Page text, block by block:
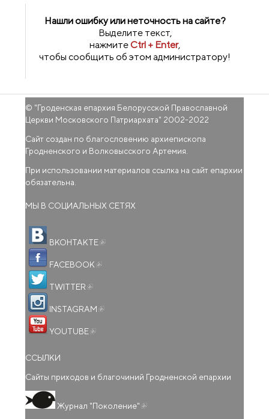
Нашли ошибку или неточность на сайте?
Выделите текст,
нажмитеCtrl + Enter,
чтобы сообщить об этом администратору!
© "Гроденская епархия Белорусской Православной
Церкви Московского Патриархата" 2002-2022
Сайт создан по благословению архиепископа
Гродненского и Волковысского Артемия.
При использовании материалов ссылка на сайт епархии
обязательна.
МЫ В СОЦИАЛЬНЫХ СЕТЯХ
ВКОНТАКТЕ
FACEBOOK
TWITTER
INSTAGRAM
YOUTUBE
ССЫЛКИ
Сайты приходов и благочиний Гродненской епархии
Журнал "Поколение"